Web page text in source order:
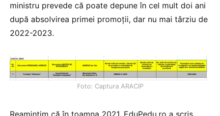
ministru prevede că poate depune în cel mult doi ani
după absolvirea primei promoții, dar nu mai târziu de
2022-2023.
Foto: Captura ARACIP